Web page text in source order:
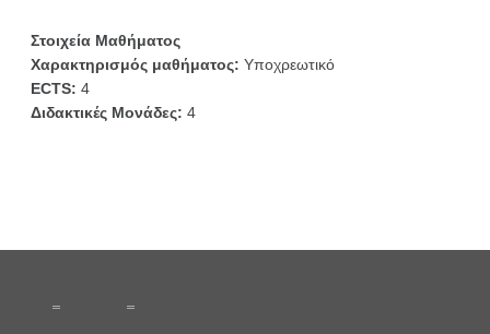
Στοιχεία Μαθήματος
Χαρακτηρισμός μαθήματος: Υποχρεωτικό
ECTS: 4
Διδακτικές Μονάδες: 4